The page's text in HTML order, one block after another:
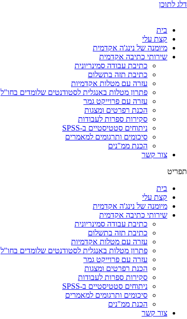
דלג לתוכן
בית
קצת עלי
מיומנה של נינג'ה אקדמית
שירותי כתיבה אקדמית
כתיבת עבודה סמינריונית
כתיבת תזה בתשלום
עזרה עם מטלות אקדמיות
פתרון מטלות באנגלית לסטודנטים שלומדים בחו"ל
עזרה עם פרוייקט גמר
הכנת רפרטים ומצגות
סקירות ספרות לעבודות
ניתוחים סטטיסטיים ב-SPSS
סיכומים ותרגומים למאמרים
הכנת ממ"נים
צור קשר
תפריט
בית
קצת עלי
מיומנה של נינג'ה אקדמית
שירותי כתיבה אקדמית
כתיבת עבודה סמינריונית
כתיבת תזה בתשלום
עזרה עם מטלות אקדמיות
פתרון מטלות באנגלית לסטודנטים שלומדים בחו"ל
עזרה עם פרוייקט גמר
הכנת רפרטים ומצגות
סקירות ספרות לעבודות
ניתוחים סטטיסטיים ב-SPSS
סיכומים ותרגומים למאמרים
הכנת ממ"נים
צור קשר